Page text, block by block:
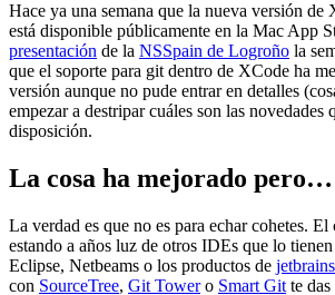
Hace ya una semana que la nueva versión de
está disponible públicamente en la Mac App
presentación de la NSSpain de Logroño la
que el soporte para git dentro de XCode ha
versión aunque no pude entrar en detalles
empezar a destripar cuáles son las novedades
disposición.
La cosa ha mejorado pero…
La verdad es que no es para echar cohetes.
estando a años luz de otros IDEs que lo
Eclipse, Netbeams o los productos de jetbrains
con SourceTree, Git Towero Smart Git te